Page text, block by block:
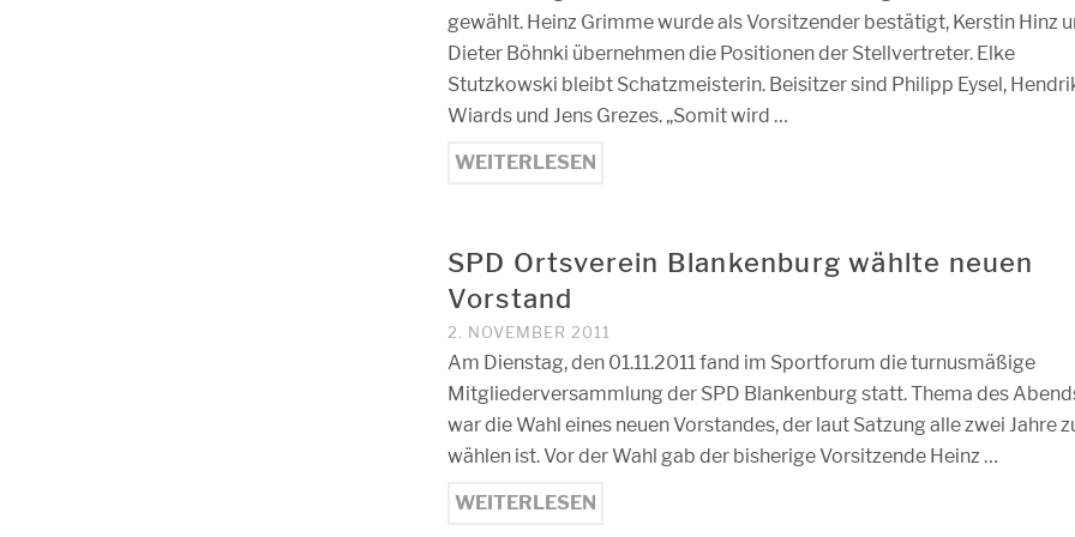
gewählt. Heinz Grimme wurde als Vorsitzender bestätigt, Kerstin Hinz
Dieter Böhnki übernehmen die Positionen der Stellvertreter. Elke
Stutzkowski bleibt Schatzmeisterin. Beisitzer sind Philipp Eysel,
Wiards und Jens Grezes. „Somit wird …
WEITERLESEN
SPD Ortsverein Blankenburg wählte neuen
Vorstand
2. NOVEMBER 2011
Am Dienstag, den 01.11.2011 fand im Sportforum die turnusmäßige
Mitgliederversammlung der SPD Blankenburg statt. Thema des
war die Wahl eines neuen Vorstandes, der laut Satzung alle zwei Jahre
wählen ist. Vor der Wahl gab der bisherige Vorsitzende Heinz …
WEITERLESEN